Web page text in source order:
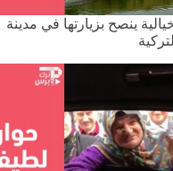
خيالية ينصح بزيارتها في مدينة